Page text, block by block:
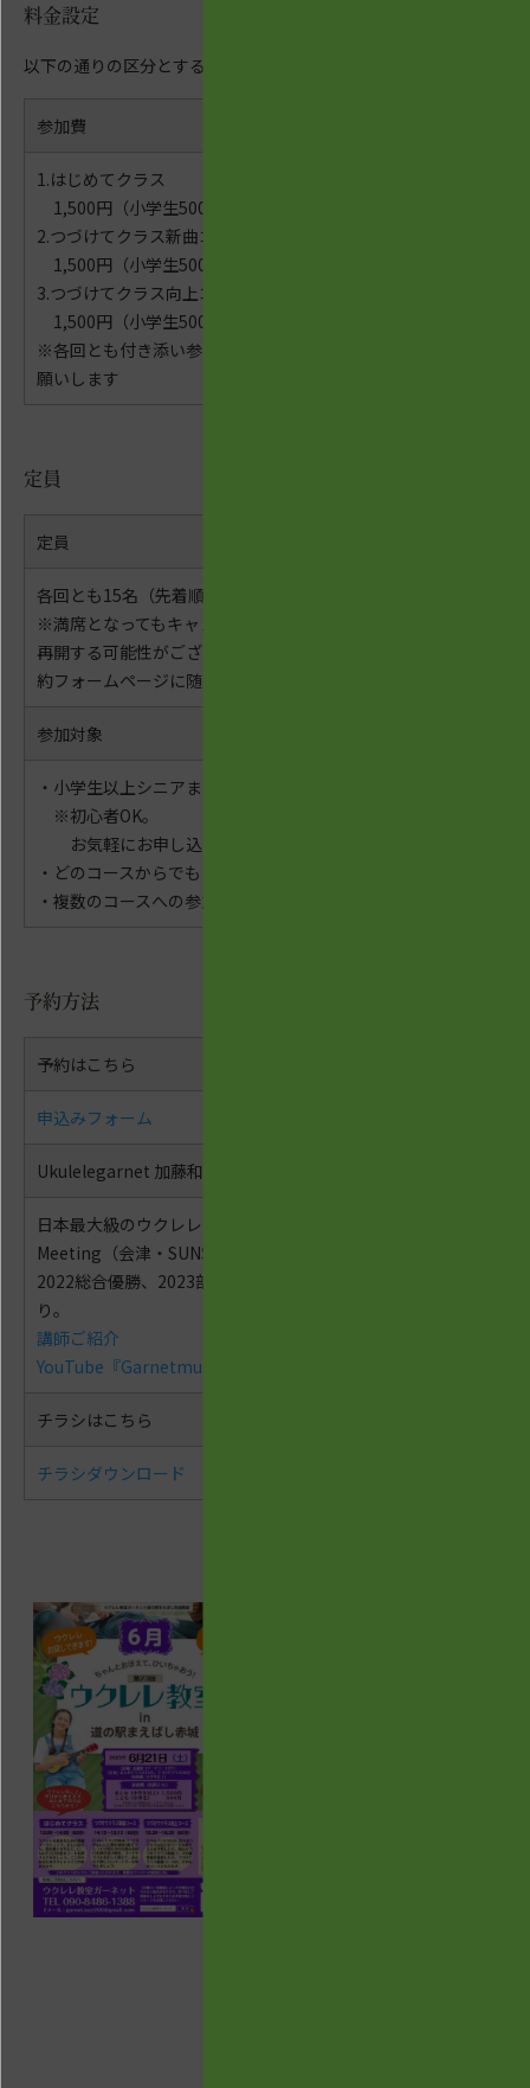
料金設定
以下の通りの区分とする。
参加費
1.はじめてクラス
1,500円（小学生500円）
2.つづけてクラス新曲コース
1,500円（小学生500円）
3.つづけてクラス向上コース
1,500円（小学生500円）
※各回とも付き添い参加の場合も参加費をお
願いします
定員
定員
各回とも15名（先着順）
※満席となってもキャンセルが出た場合予約
再開する可能性がございます。最新情報は予
約フォームページに随時掲載されます。
参加対象
・小学生以上シニアまで
※初心者OK。
お気軽にお申し込みください。
・どのコースからでもご参加いただけます。
・複数のコースへの参加もOK
予約方法
予約はこちら
申込みフォーム
Ukulelegarnet 加藤和広講師ご紹介①
日本最大級のウクレレコンテスト『Ulkulele
Meeting（会津・SUNSET音楽出主催）』
2022総合優勝、2023部門優勝、2024殿堂入
り。
講師ご紹介
YouTube『Garnetmusic』はこちらから
チラシはこちら
チラシダウンロード